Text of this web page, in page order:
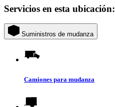
Servicios en esta ubicación:
Suministros de mudanza
Camiones para mudanza